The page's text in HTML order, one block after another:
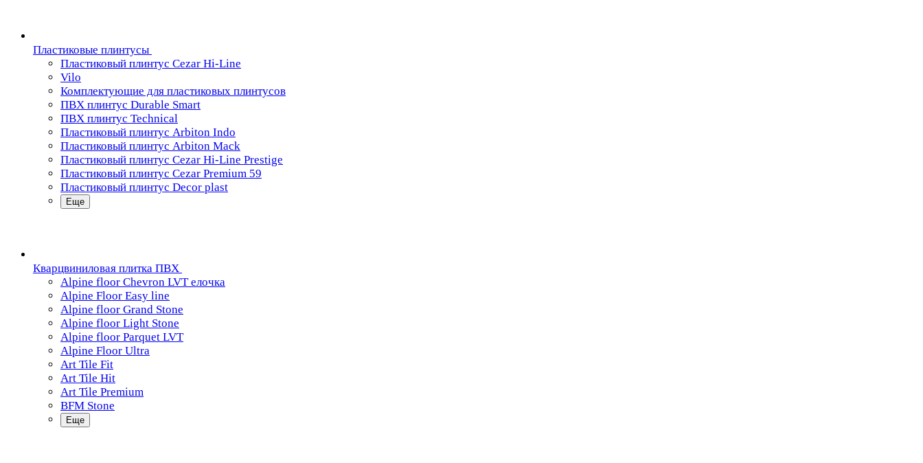
Пластиковые плинтусы
Пластиковый плинтус Cezar Hi-Line
Vilo
Комплектующие для пластиковых плинтусов
ПВХ плинтус Durable Smart
ПВХ плинтус Technical
Пластиковый плинтус Arbiton Indo
Пластиковый плинтус Arbiton Mack
Пластиковый плинтус Cezar Hi-Line Prestige
Пластиковый плинтус Cezar Premium 59
Пластиковый плинтус Decor plast
Еще
Кварцвиниловая плитка ПВХ
Alpine floor Chevron LVT елочка
Alpine Floor Easy line
Alpine floor Grand Stone
Alpine floor Light Stone
Alpine floor Parquet LVT
Alpine Floor Ultra
Art Tile Fit
Art Tile Hit
Art Tile Premium
BFM Stone
Еще